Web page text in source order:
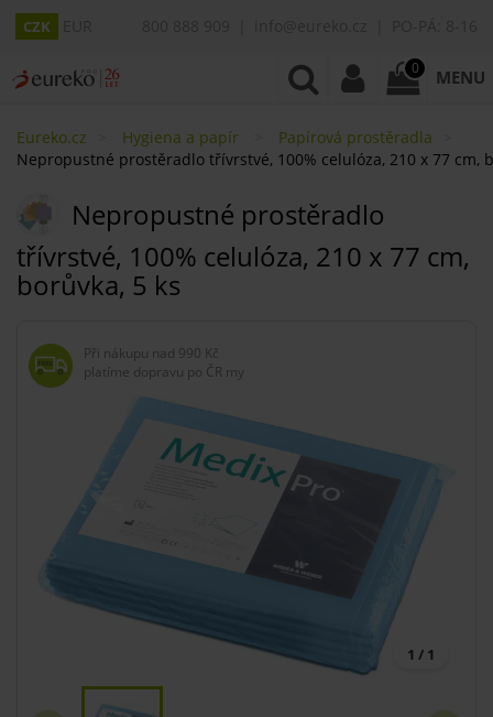
CZK
0 MENU
Eureko.cz Hygiena a papír
Papírová prostěradla
Nepropustné prostěradlo třívrstvé, 100% celulóza, 210 x 77 cm,
Nepropustné prostěradlo
třívrstvé, 100% celulóza, 210 x 77 cm,
borůvka, 5 ks
Při nákupu nad 990 Kč
platíme dopravu po ČR my
1 / 1